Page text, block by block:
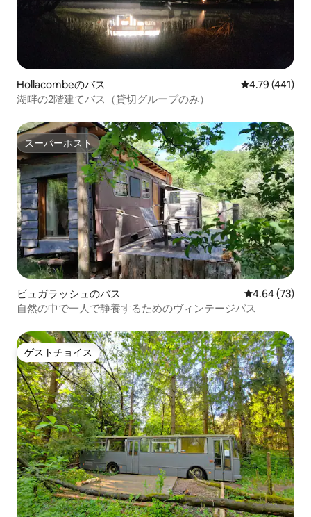
Hollacombeのバス レビュー441
4.79 (441)
湖畔の2階建てバス（貸切グループのみ）
スーパーホスト
スーパーホスト
ビュガラッシュのバス レビュー73
4.64 (73)
自然の中で一人で静養するためのヴィンテージバス
ゲストチョイス
ゲストチョイス